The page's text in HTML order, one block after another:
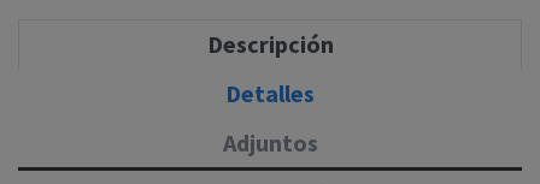
Descripción
Detalles
Adjuntos